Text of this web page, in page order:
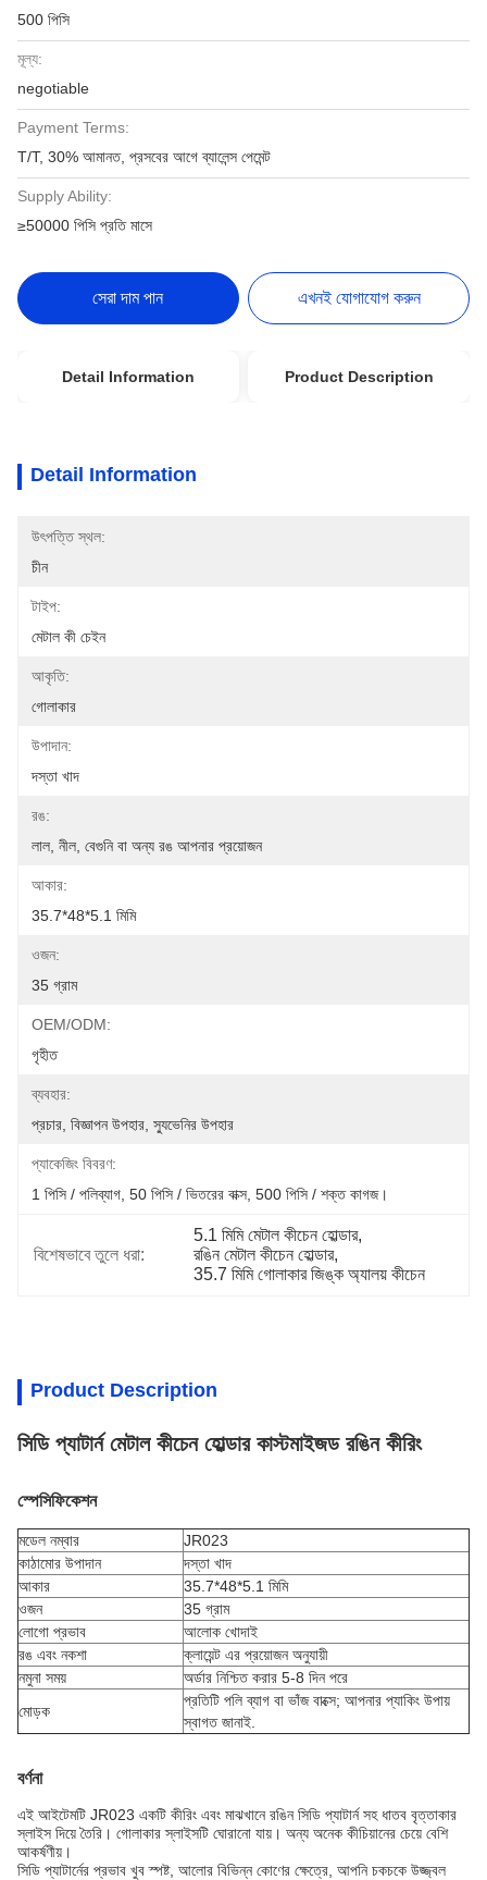
500 পিসি
মূল্য:
negotiable
Payment Terms:
T/T, 30% আমানত, প্রসবের আগে ব্যালেন্স পেমেন্ট
Supply Ability:
≥50000 পিসি প্রতি মাসে
সেরা দাম পান এখনই যোগাযোগ করুন
Detail Information Product Description
Detail Information
উৎপত্তি স্থল:
চীন
টাইপ:
মেটাল কী চেইন
আকৃতি:
গোলাকার
উপাদান:
দস্তা খাদ
রঙ:
লাল, নীল, বেগুনি বা অন্য রঙ আপনার প্রয়োজন
আকার:
35.7*48*5.1 মিমি
ওজন:
35 গ্রাম
OEM/ODM:
গৃহীত
ব্যবহার:
প্রচার, বিজ্ঞাপন উপহার, স্যুভেনির উপহার
প্যাকেজিং বিবরণ:
1 পিসি / পলিব্যাগ, 50 পিসি / ভিতরের বাক্স, 500 পিসি / শক্ত কাগজ।
বিশেষভাবে তুলে ধরা:
5.1 মিমি মেটাল কীচেন হোল্ডার,
রঙিন মেটাল কীচেন হোল্ডার,
35.7 মিমি গোলাকার জিঙ্ক অ্যালয় কীচেন
Product Description
সিডি প্যাটার্ন মেটাল কীচেন হোল্ডার কাস্টমাইজড রঙিন কীরিং
স্পেসিফিকেশন
মডেল নম্বার
JR023
কাঠামোর উপাদান
দস্তা খাদ
আকার
35.7*48*5.1 মিমি
ওজন
35 গ্রাম
লোগো প্রভাব
আলোক খোদাই
রঙ এবং নকশা
ক্লায়েন্ট এর প্রয়োজন অনুযায়ী
নমুনা সময়
অর্ডার নিশ্চিত করার 5-8 দিন পরে
মোড়ক
প্রতিটি পলি ব্যাগ বা ভাঁজ বাক্সে; আপনার প্যাকিং উপায়
স্বাগত জানাই.
বর্ণনা
এই আইটেমটি JR023 একটি কীরিং এবং মাঝখানে রঙিন সিডি প্যাটার্ন সহ ধাতব বৃত্তাকার
স্লাইস দিয়ে তৈরি। গোলাকার স্লাইসটি ঘোরানো যায়। অন্য অনেক কীচিয়ানের চেয়ে বেশি
আকর্ষণীয়।
সিডি প্যাটার্নের প্রভাব খুব স্পষ্ট, আলোর বিভিন্ন কোণের ক্ষেত্রে, আপনি চকচকে উজ্জ্বল